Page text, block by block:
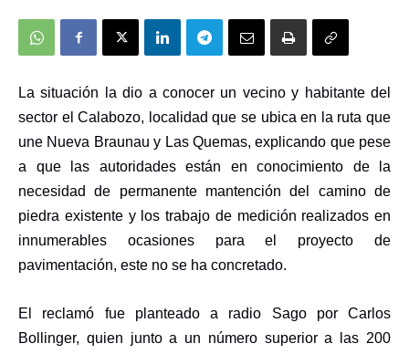
La situación la dio a conocer un vecino y habitante del
sector el Calabozo, localidad que se ubica en la ruta que
une Nueva Braunau y Las Quemas, explicando que pese
a que las autoridades están en conocimiento de la
necesidad de permanente mantención del camino de
piedra existente y los trabajo de medición realizados en
innumerables ocasiones para el proyecto de
pavimentación, este no se ha concretado.
El reclamó fue planteado a radio Sago por Carlos
Bollinger, quien junto a un número superior a las 200